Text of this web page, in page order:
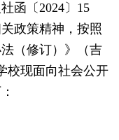
函〔2024〕15
政策精神，按照
（修订）》（吉
校现面向社会公开